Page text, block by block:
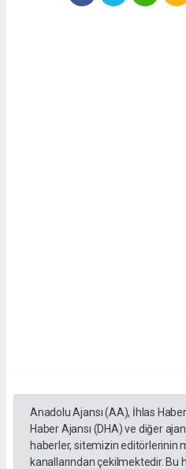
Anadolu Ajansı (AA), İhlas
Haber Ajansı (DHA) ve diğer
haberler, sitemizin editörlerinin
kanallarından çekilmektedir. Bu